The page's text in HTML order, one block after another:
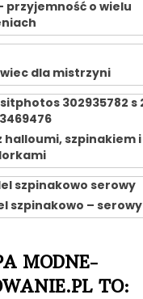
przyjemność o wielu
dla mistrzyni
halloumi, szpinakiem i
szpinakowo – serowy
MODNE-
TO: